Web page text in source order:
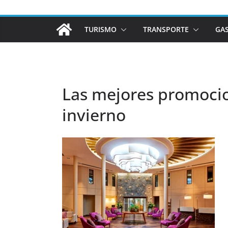
TURISMO TRANSPORTE
Las mejores
invierno